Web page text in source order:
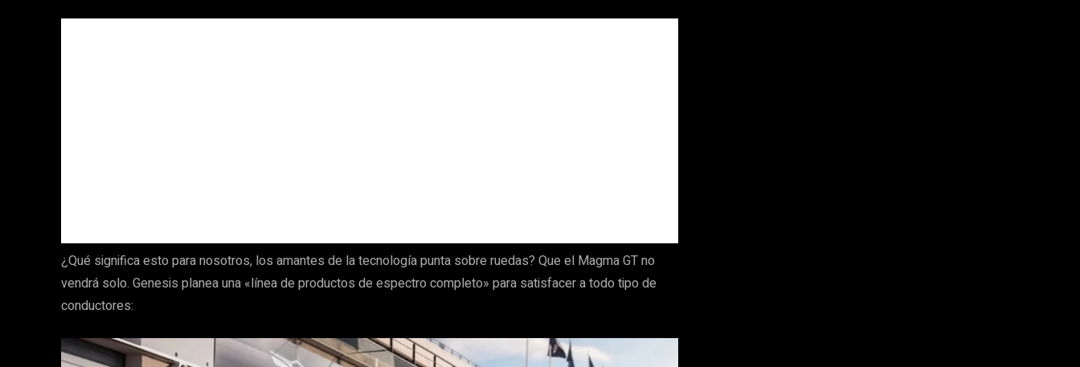
¿Qué significa esto para nosotros, los amantes de la tecnología punta sobre ruedas? Que el Magma GT no
vendrá solo. Genesis planea una «línea de productos de espectro completo» para satisfacer a todo tipo de
conductores: